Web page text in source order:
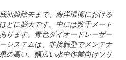
油膜除去まで、海洋環境における
どに膨大です。中には数千メート
ります。青色ダイオードレーザー
システムは、非接触型でメンテナ
の高い、幅広い水中作業向けソリ